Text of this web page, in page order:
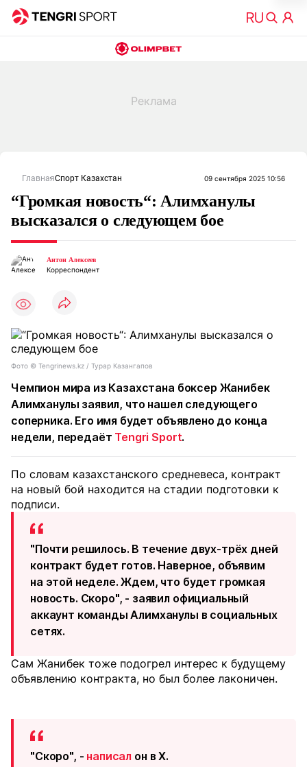
ГлавнаяСпорт Казахстан 09 сентября 2025 10:56
“Громкая новость“: Алимханулы
высказался о следующем бое
Антон Алексеев
Корреспондент
Фото ©️ Tengrinews.kz / Турар Казангапов
Чемпион мира из Казахстана боксер Жанибек
Алимханулы заявил, что нашел следующего
соперника. Его имя будет объявлено до конца
недели, передаёт Tengri Sport.
По словам казахстанского средневеса, контракт
на новый бой находится на стадии подготовки к
подписи.
"Почти решилось. В течение двух-трёх дней
контракт будет готов. Наверное, объявим
на этой неделе. Ждем, что будет громкая
новость. Скоро", - заявил официальный
аккаунт команды Алимханулы в социальных
сетях.
Сам Жанибек тоже подогрел интерес к будущему
объявлению контракта, но был более лаконичен.
"Скоро", - написал он в X.